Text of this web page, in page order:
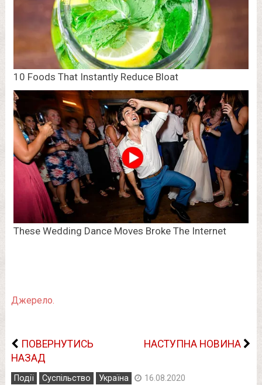
Джерело.
ПОВЕРНУТИСЬ
НАЗАД
НАСТУПНА НОВИНА
Події Суспільство Україна 16.08.2020